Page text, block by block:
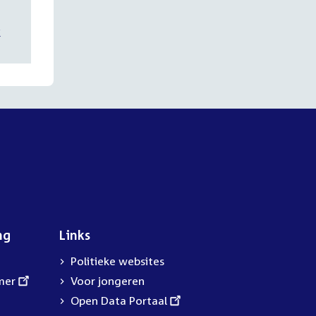
Links
Politieke websites
Voor jongeren
External
Open Data Portaal